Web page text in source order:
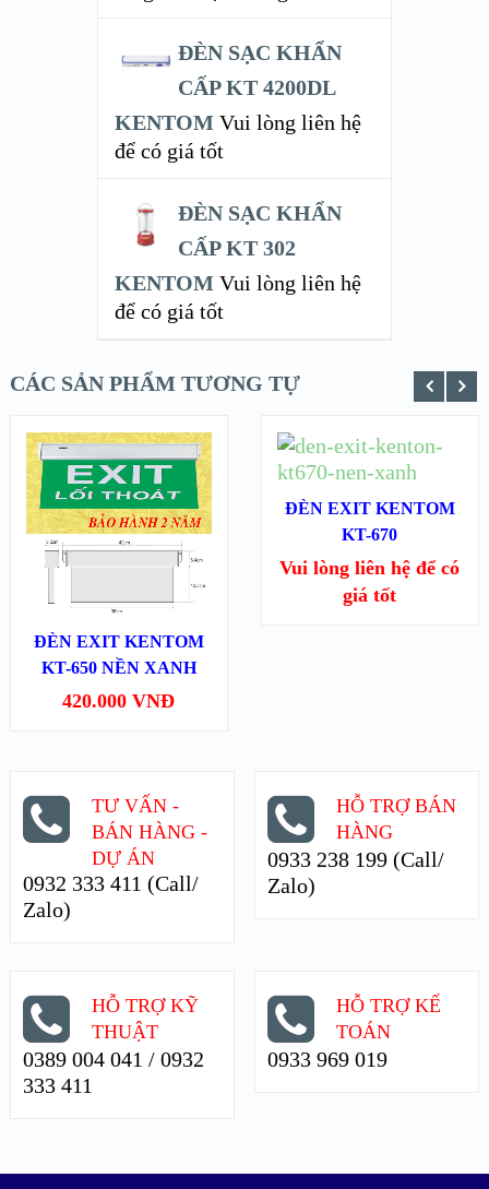
ĐÈN SẠC KHẨN
CẤP KT 4200DL
KENTOM Vui lòng liên hệ
để có giá tốt
ĐÈN SẠC KHẨN
CẤP KT 302
KENTOM Vui lòng liên hệ
để có giá tốt
CÁC SẢN PHẨM TƯƠNG TỰ
XEM NHANH
XEM CHI TIẾT
MUA HÀNG
ĐÈN EXIT KENTOM
KT-650 NỀN XANH
420.000 VNĐ
XEM NHANH
XEM CHI TIẾT
ĐỌC TIẾP
ĐÈN EXIT KENTOM
KT-670
Vui lòng liên hệ để có
giá tốt
TƯ VẤN -
BÁN HÀNG -
DỰ ÁN
0932 333 411 (Call/
Zalo)
HỖ TRỢ BÁN
HÀNG
0933 238 199 (Call/
Zalo)
HỖ TRỢ KỸ
THUẬT
0389 004 041 / 0932
333 411
HỖ TRỢ KẾ
TOÁN
0933 969 019